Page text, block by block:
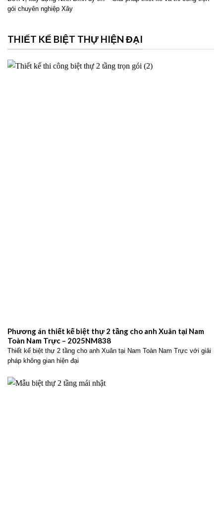
gói chuyên nghiệp Xây
THIẾT KẾ BIỆT THỰ HIỆN ĐẠI
Phương án thiết kế biệt thự 2 tầng cho anh Xuân tại Nam
Toàn Nam Trực – 2025NM838
Thiết kế biệt thự 2 tầng cho anh Xuân tại Nam Toàn Nam Trực với giải
pháp không gian hiện đại